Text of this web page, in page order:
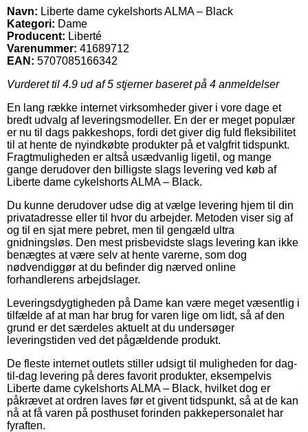
Navn: Liberte dame cykelshorts ALMA – Black
Kategori: Dame
Producent: Liberté
Varenummer: 41689712
EAN: 5707085166342
Vurderet til 4.9 ud af 5 stjerner baseret på 4 anmeldelser
En lang række internet virksomheder giver i vore dage et
bredt udvalg af leveringsmodeller. En der er meget populær
er nu til dags pakkeshops, fordi det giver dig fuld fleksibilitet
til at hente de nyindkøbte produkter på et valgfrit tidspunkt.
Fragtmuligheden er altså usædvanlig ligetil, og mange
gange derudover den billigste slags levering ved køb af
Liberte dame cykelshorts ALMA – Black.
Du kunne derudover udse dig at vælge levering hjem til din
privatadresse eller til hvor du arbejder. Metoden viser sig af
og til en sjat mere pebret, men til gengæld ultra
gnidningsløs. Den mest prisbevidste slags levering kan ikke
benægtes at være selv at hente varerne, som dog
nødvendiggør at du befinder dig nærved online
forhandlerens arbejdslager.
Leveringsdygtigheden på Dame kan være meget væsentlig i
tilfælde af at man har brug for varen lige om lidt, så af den
grund er det særdeles aktuelt at du undersøger
leveringstiden ved det pågældende produkt.
De fleste internet outlets stiller udsigt til muligheden for dag-
til-dag levering på deres favorit produkter, eksempelvis
Liberte dame cykelshorts ALMA – Black, hvilket dog er
påkrævet at ordren laves før et givent tidspunkt, så at de kan
nå at få varen på posthuset forinden pakkepersonalet har
fyraften.